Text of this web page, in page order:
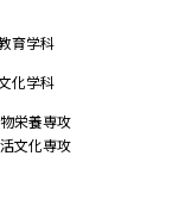
育学科
化学科
栄養専攻
文化専攻